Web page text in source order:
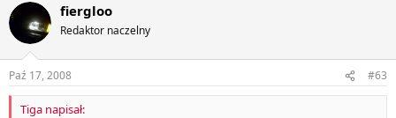
fiergloo
Redaktor naczelny
Paź 17, 2008 #63
Tiga napisał: